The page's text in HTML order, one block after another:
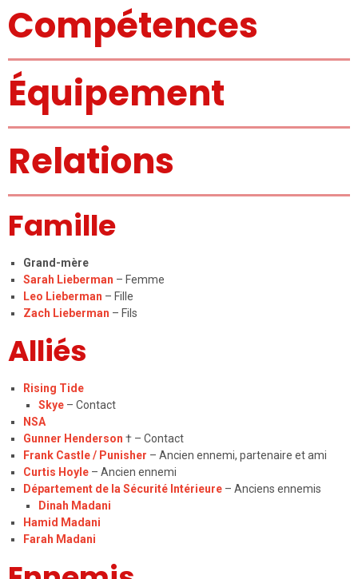
Compétences
Équipement
Relations
Famille
Grand-mère
Sarah Lieberman – Femme
Leo Lieberman – Fille
Zach Lieberman – Fils
Alliés
Rising Tide
Skye – Contact
NSA
Gunner Henderson † – Contact
Frank Castle / Punisher – Ancien ennemi, partenaire et ami
Curtis Hoyle – Ancien ennemi
Département de la Sécurité Intérieure – Anciens ennemis
Dinah Madani
Hamid Madani
Farah Madani